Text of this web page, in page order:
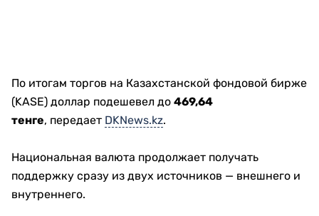
По итогам торгов на Казахстанской фондовой бирже
(KASE) доллар подешевел до 469,64
тенге, передает DKNews.kz.
Национальная валюта продолжает получать
поддержку сразу из двух источников — внешнего и
внутреннего.